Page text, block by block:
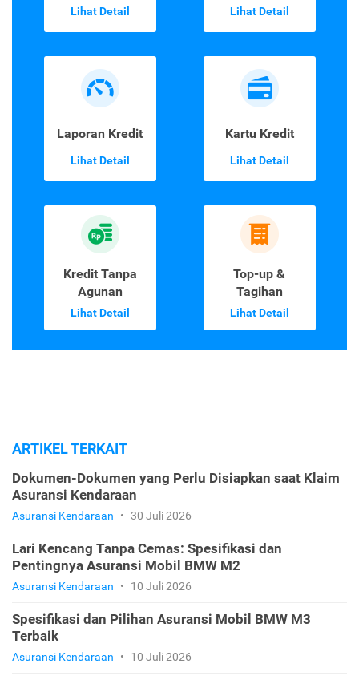
Lihat Detail Lihat Detail
Laporan Kredit
Lihat Detail
Kartu Kredit
Lihat Detail
Kredit Tanpa
Agunan
Lihat Detail
Top-up &
Tagihan
Lihat Detail
ARTIKEL TERKAIT
Dokumen-Dokumen yang Perlu Disiapkan saat Klaim
Asuransi Kendaraan
Asuransi Kendaraan • 30 Juli 2026
Lari Kencang Tanpa Cemas: Spesifikasi dan
Pentingnya Asuransi Mobil BMW M2
Asuransi Kendaraan • 10 Juli 2026
Spesifikasi dan Pilihan Asuransi Mobil BMW M3
Terbaik
Asuransi Kendaraan • 10 Juli 2026